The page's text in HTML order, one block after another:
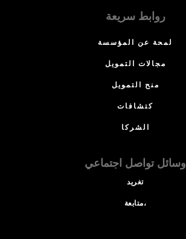
روابط سريعة
لمحة عن المؤسسة
مجالات التمويل
منح التمويل
كتشافات
الشركا
وسائل تواصل اجتماعي
تغريد
متابعة،